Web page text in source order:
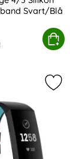
Ljus Rosa
Svart/Blå
Köp
3 Silikon
4/3 Silikon